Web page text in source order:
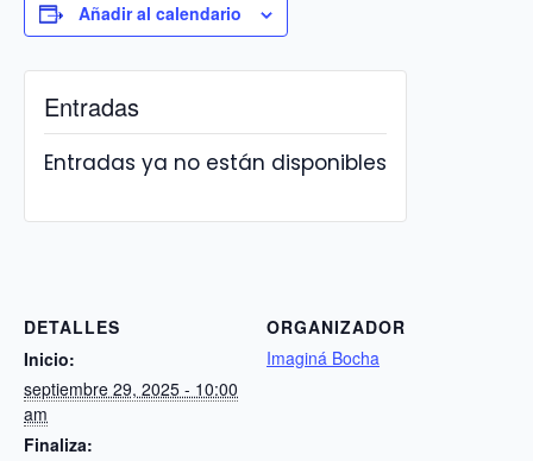
Añadir al calendario
DETALLES
Inicio:
septiembre 29, 2025 - 10:00
am
Finaliza:
ORGANIZADOR
Imaginá Bocha
Entradas
Entradas ya no están disponibles